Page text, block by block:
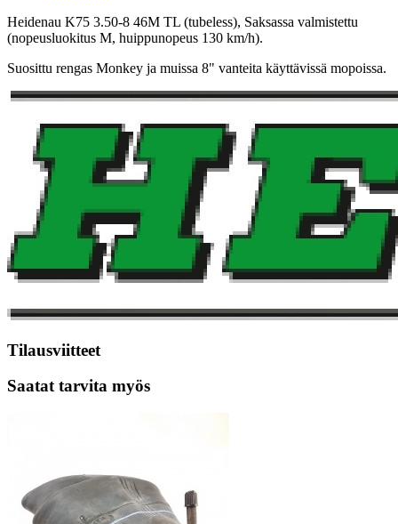
Heidenau K75 3.50-8 46M TL (tubeless), Saksassa valmistettu
(nopeusluokitus M, huippunopeus 130 km/h).
Suosittu rengas Monkey ja muissa 8" vanteita käyttävissä mopoissa.
Tilausviitteet
Saatat tarvita myös